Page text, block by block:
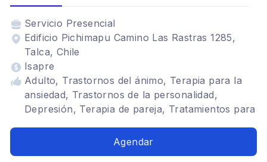
Servicio Presencial
Edificio Pichimapu Camino Las Rastras 1285,
Talca, Chile
Isapre
Adulto, Trastornos del ánimo, Terapia para la
ansiedad, Trastornos de la personalidad,
Depresión, Terapia de pareja, Tratamientos para
Agendar